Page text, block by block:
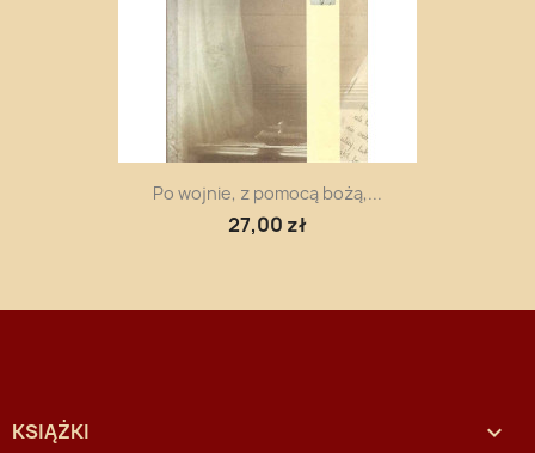
Po wojnie, z pomocą bożą,...
27,00 zł
KSIĄŻKI 